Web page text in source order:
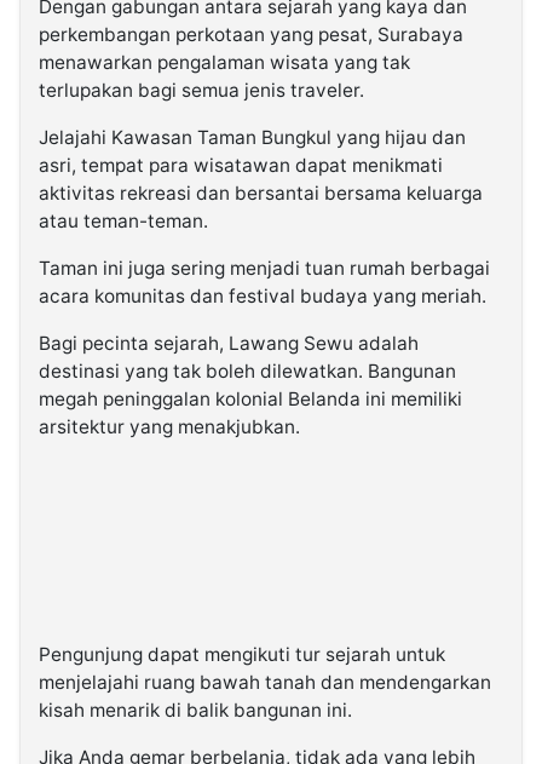
Dengan gabungan antara sejarah yang kaya dan
perkembangan perkotaan yang pesat, Surabaya
menawarkan pengalaman wisata yang tak
terlupakan bagi semua jenis traveler.
Jelajahi Kawasan Taman Bungkul yang hijau dan
asri, tempat para wisatawan dapat menikmati
aktivitas rekreasi dan bersantai bersama keluarga
atau teman-teman.
Taman ini juga sering menjadi tuan rumah berbagai
acara komunitas dan festival budaya yang meriah.
Bagi pecinta sejarah, Lawang Sewu adalah
destinasi yang tak boleh dilewatkan. Bangunan
megah peninggalan kolonial Belanda ini memiliki
arsitektur yang menakjubkan.
Pengunjung dapat mengikuti tur sejarah untuk
menjelajahi ruang bawah tanah dan mendengarkan
kisah menarik di balik bangunan ini.
Jika Anda gemar berbelanja, tidak ada yang lebih